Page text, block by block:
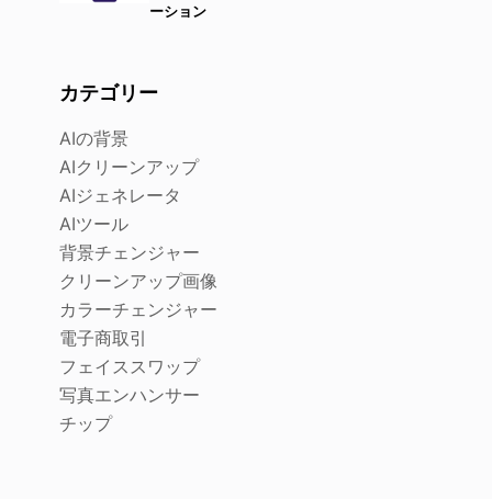
ーション
カテゴリー
AIの背景
AIクリーンアップ
AIジェネレータ
AIツール
背景チェンジャー
クリーンアップ画像
カラーチェンジャー
電子商取引
フェイススワップ
写真エンハンサー
チップ